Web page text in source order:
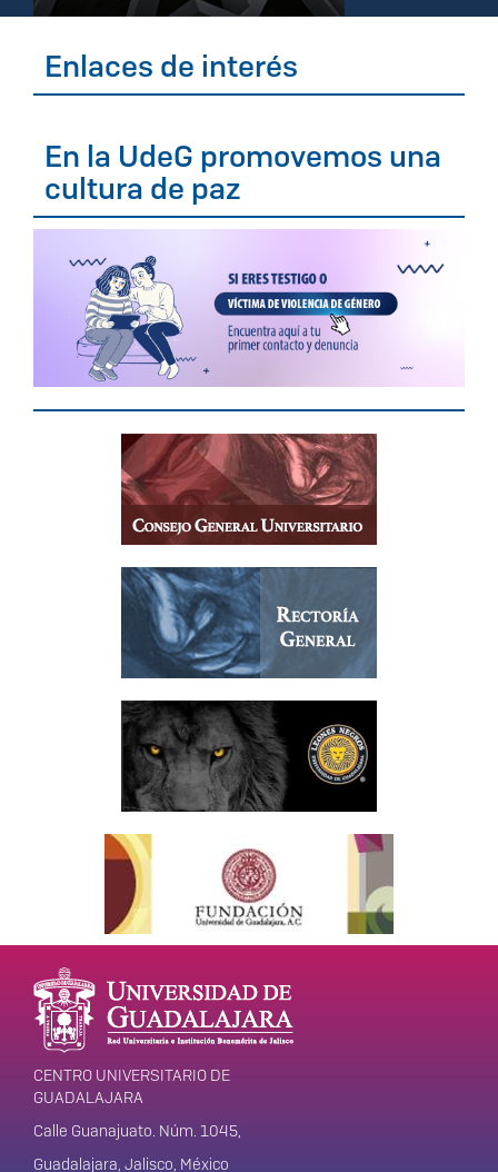
Enlaces de interés
En la UdeG promovemos una
cultura de paz
Enlaces de interés
CENTRO UNIVERSITARIO DE
GUADALAJARA
Calle Guanajuato. Núm. 1045,
Guadalajara, Jalisco, México